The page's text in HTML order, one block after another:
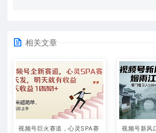
相关文章
视频号巨火赛道，心灵SPA赛
视频号新风